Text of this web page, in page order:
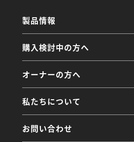
製品情報
購入検討中の方へ
オーナーの方へ
私たちについて
お問い合わせ